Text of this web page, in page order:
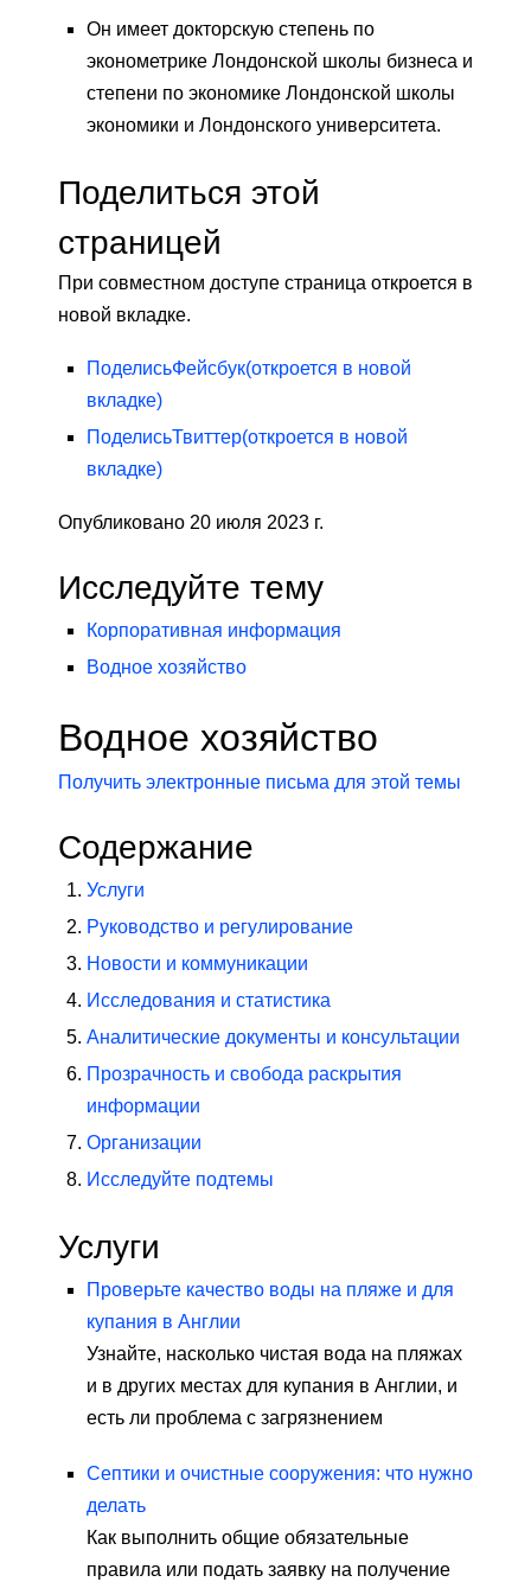
Он имеет докторскую степень по
эконометрике Лондонской школы бизнеса и
степени по экономике Лондонской школы
экономики и Лондонского университета.
Поделиться этой
страницей
При совместном доступе страница откроется в
новой вкладке.
ПоделисьФейсбук(откроется в новой
вкладке)
ПоделисьТвиттер(откроется в новой
вкладке)
Опубликовано 20 июля 2023 г.
Исследуйте тему
Корпоративная информация
Водное хозяйство
Водное хозяйство
Получить электронные письма для этой темы
Содержание
Услуги
Руководство и регулирование
Новости и коммуникации
Исследования и статистика
Аналитические документы и консультации
Прозрачность и свобода раскрытия
информации
Организации
Исследуйте подтемы
Услуги
Проверьте качество воды на пляже и для
купания в Англии
Узнайте, насколько чистая вода на пляжах
и в других местах для купания в Англии, и
есть ли проблема с загрязнением
Септики и очистные сооружения: что нужно
делать
Как выполнить общие обязательные
правила или подать заявку на получение